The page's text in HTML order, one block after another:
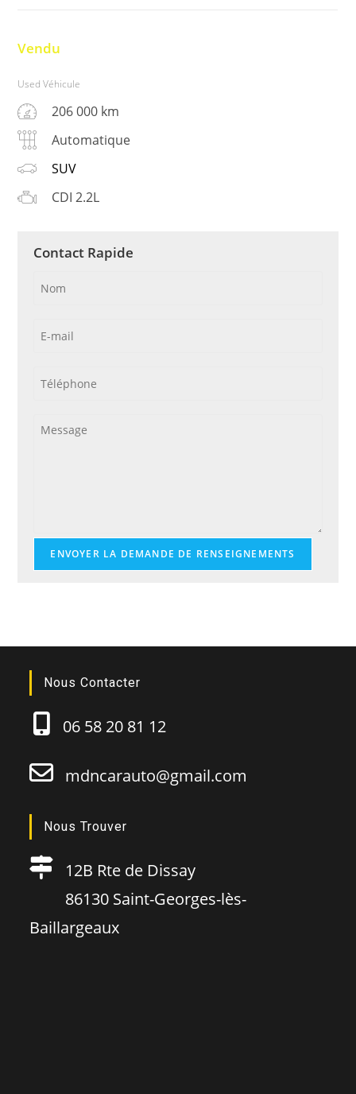
Vendu
Used Véhicule
206 000 km
Automatique
SUV
CDI 2.2L
Contact Rapide
ENVOYER LA DEMANDE DE RENSEIGNEMENTS
Nous Contacter
06 58 20 81 12
mdncarauto@gmail.com
Nous Trouver
12B Rte de Dissay
86130 Saint-Georges-lès-
Baillargeaux